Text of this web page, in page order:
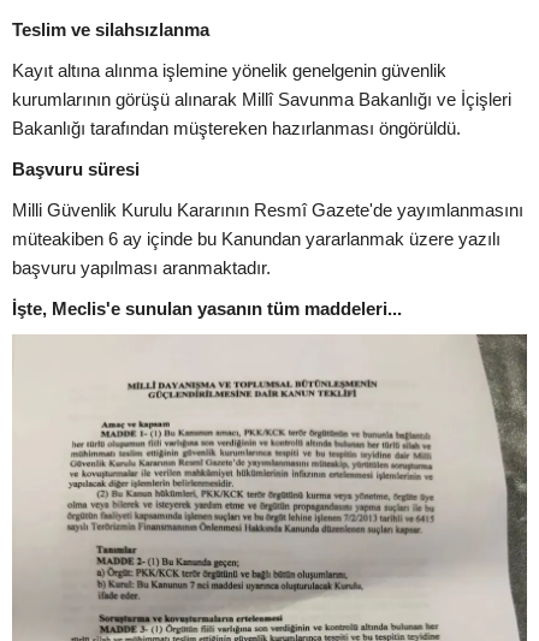
Teslim ve silahsızlanma
Kayıt altına alınma işlemine yönelik genelgenin güvenlik
kurumlarının görüşü alınarak Millî Savunma Bakanlığı ve İçişleri
Bakanlığı tarafından müştereken hazırlanması öngörüldü.
Başvuru süresi
Milli Güvenlik Kurulu Kararının Resmî Gazete'de yayımlanmasını
müteakiben 6 ay içinde bu Kanundan yararlanmak üzere yazılı
başvuru yapılması aranmaktadır.
İşte, Meclis'e sunulan yasanın tüm maddeleri...